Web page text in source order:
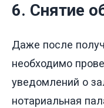
6. Снятие
Даже после
необходимо
уведомлений о
нотариальная